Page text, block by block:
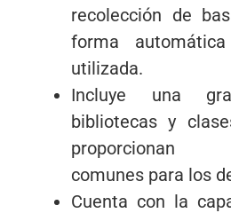
recolección de
forma
utilizada.
Incluye una
bibliotecas y
proporcionan
comunes para los
Cuenta con la